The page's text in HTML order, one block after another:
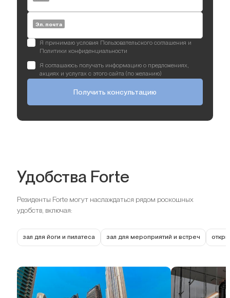
Эл. почта
Я принимаю условия Пользовательского соглашения и
Политики конфиденциальности
Я соглашаюсь получать информацию о предложениях,
акциях и услугах с этого сайта (по желанию)
Получить консультацию
Удобства Forte
Резиденты Forte могут наслаждаться рядом роскошных
удобств, включая:
зал для йоги и пилатеса зал для мероприятий и встреч